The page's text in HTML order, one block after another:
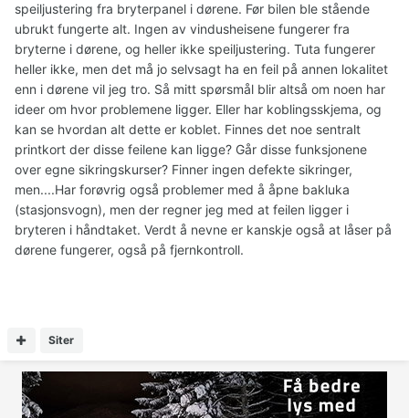
speiljustering fra bryterpanel i dørene. Før bilen ble stående
ubrukt fungerte alt. Ingen av vindusheisene fungerer fra
bryterne i dørene, og heller ikke speiljustering. Tuta fungerer
heller ikke, men det må jo selvsagt ha en feil på annen lokalitet
enn i dørene vil jeg tro. Så mitt spørsmål blir altså om noen har
ideer om hvor problemene ligger. Eller har koblingsskjema, og
kan se hvordan alt dette er koblet. Finnes det noe sentralt
printkort der disse feilene kan ligge? Går disse funksjonene
over egne sikringskurser? Finner ingen defekte sikringer,
men....Har forøvrig også problemer med å åpne bakluka
(stasjonsvogn), men der regner jeg med at feilen ligger i
bryteren i håndtaket. Verdt å nevne er kanskje også at låser på
dørene fungerer, også på fjernkontroll.
Siter